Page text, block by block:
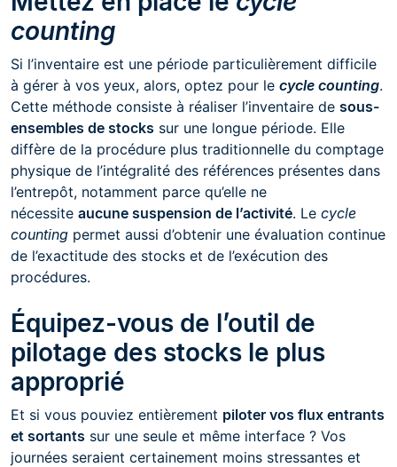
counting
Si l’inventaire est une période particulièrement difficile
à gérer à vos yeux, alors, optez pour le cycle counting.
Cette méthode consiste à réaliser l’inventaire de sous-
ensembles de stocks sur une longue période. Elle
diffère de la procédure plus traditionnelle du comptage
physique de l’intégralité des références présentes dans
l’entrepôt, notamment parce qu’elle ne
nécessite aucune suspension de l’activité. Le cycle
counting permet aussi d’obtenir une évaluation continue
de l’exactitude des stocks et de l’exécution des
procédures.
Équipez-vous de l’outil de
pilotage des stocks le plus
approprié
Et si vous pouviez entièrement piloter vos flux entrants
et sortants sur une seule et même interface ? Vos
journées seraient certainement moins stressantes et